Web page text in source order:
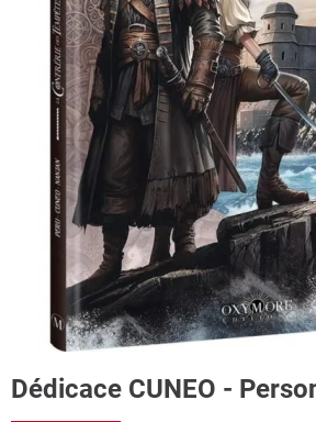
Dédicace CUNEO -